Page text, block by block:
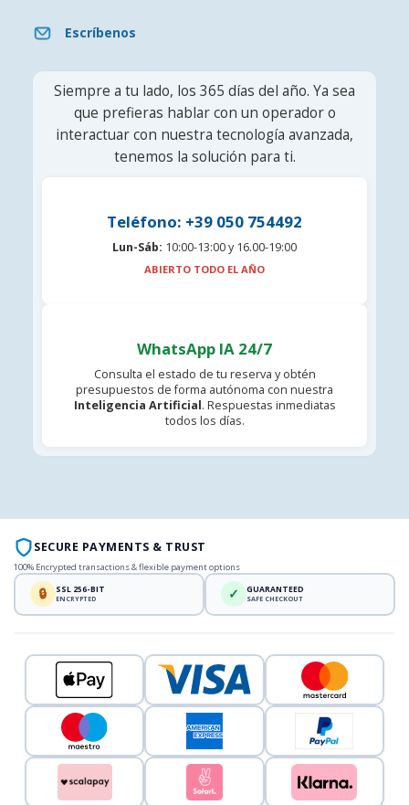
Escríbenos
Siempre a tu lado, los 365 días del año. Ya sea
que prefieras hablar con un operador o
interactuar con nuestra tecnología avanzada,
tenemos la solución para ti.
Teléfono: +39 050 754492
Lun-Sáb: 10:00-13:00 y 16.00-19:00
ABIERTO TODO EL AÑO
WhatsApp IA 24/7
Consulta el estado de tu reserva y obtén
presupuestos de forma autónoma con nuestra
Inteligencia Artificial. Respuestas inmediatas
todos los días.
SECURE PAYMENTS & TRUST
100% Encrypted transactions & flexible payment options
🔒 SSL 256-BIT
ENCRYPTED ✓ GUARANTEED
SAFE CHECKOUT